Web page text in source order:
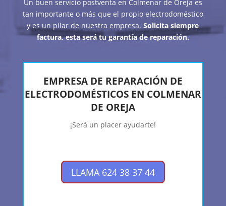
Un buen servicio postventa en Colmenar de Oreja es
tan importante o más que el propio electrodoméstico
y es un pilar de nuestra empresa.Solicita siempre
factura, esta será tu garantía de reparación.
EMPRESA DE REPARACIÓN DE
ELECTRODOMÉSTICOS EN COLMENAR
DE OREJA
¡Será un placer ayudarte!
LLAMA 624 38 37 44